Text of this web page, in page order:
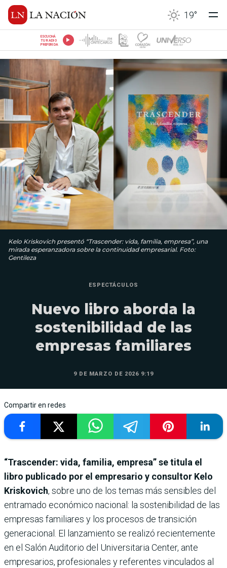
19°
ESCUCHÁ
TU RADIO
PREFERIDA
Kelo Kriskovich presentó “Trascender: vida, familia, empresa”, una
mirada esperanzadora sobre la continuidad empresarial. Foto:
Gentileza
ESPECTÁCULOS
Nuevo libro aborda la
sostenibilidad de las
empresas familiares
9 DE MARZO DE 2026 9:19
Compartir en redes
“Trascender: vida, familia, empresa” se titula el
libro publicado por el empresario y consultor Kelo
Kriskovich, sobre uno de los temas más sensibles del
entramado económico nacional: la sostenibilidad de las
empresas familiares y los procesos de transición
generacional. El lanzamiento se realizó recientemente
en el Salón Auditorio del Universitaria Center, ante
empresarios, profesionales y referentes vinculados al